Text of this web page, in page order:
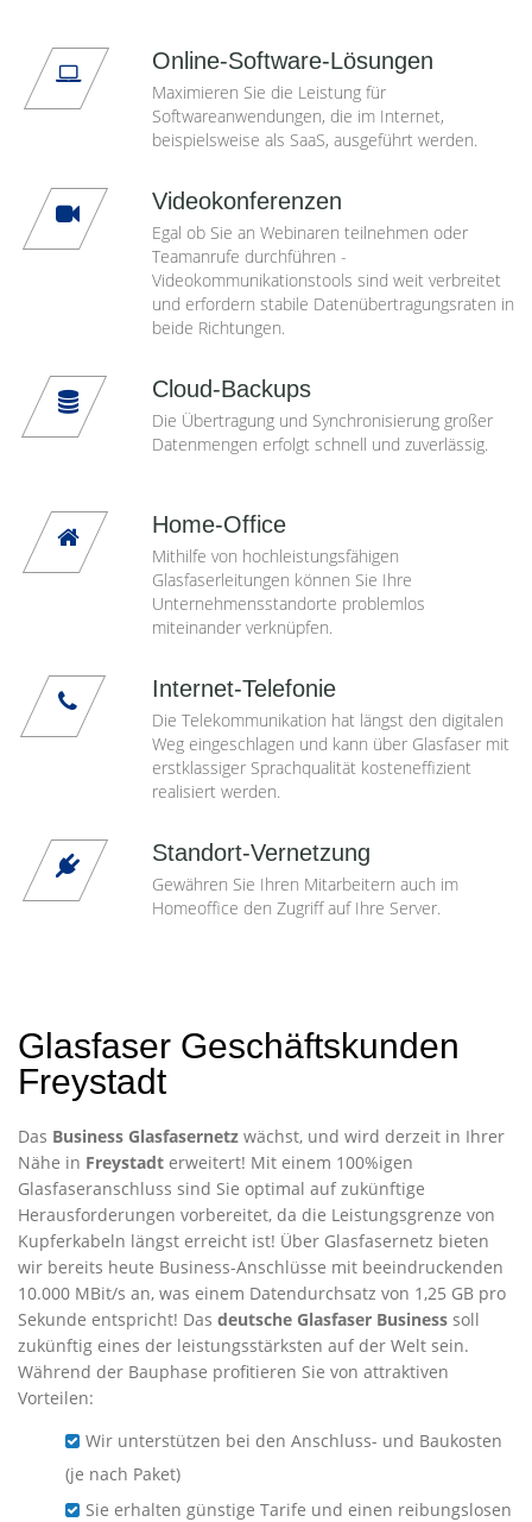
Online-Software-Lösungen
Maximieren Sie die Leistung für
Softwareanwendungen, die im Internet,
beispielsweise als SaaS, ausgeführt werden.
Videokonferenzen
Egal ob Sie an Webinaren teilnehmen oder
Teamanrufe durchführen -
Videokommunikationstools sind weit verbreitet
und erfordern stabile Datenübertragungsraten in
beide Richtungen.
Cloud-Backups
Die Übertragung und Synchronisierung großer
Datenmengen erfolgt schnell und zuverlässig.
Home-Office
Mithilfe von hochleistungsfähigen
Glasfaserleitungen können Sie Ihre
Unternehmensstandorte problemlos
miteinander verknüpfen.
Internet-Telefonie
Die Telekommunikation hat längst den digitalen
Weg eingeschlagen und kann über Glasfaser mit
erstklassiger Sprachqualität kosteneffizient
realisiert werden.
Standort-Vernetzung
Gewähren Sie Ihren Mitarbeitern auch im
Homeoffice den Zugriff auf Ihre Server.
Glasfaser Geschäftskunden
Freystadt
Das Business Glasfasernetz wächst, und wird derzeit in Ihrer
Nähe in Freystadt erweitert! Mit einem 100%igen
Glasfaseranschluss sind Sie optimal auf zukünftige
Herausforderungen vorbereitet, da die Leistungsgrenze von
Kupferkabeln längst erreicht ist! Über Glasfasernetz bieten
wir bereits heute Business-Anschlüsse mit beeindruckenden
10.000 MBit/s an, was einem Datendurchsatz von 1,25 GB pro
Sekunde entspricht! Das deutsche Glasfaser Business soll
zukünftig eines der leistungsstärksten auf der Welt sein.
Während der Bauphase profitieren Sie von attraktiven
Vorteilen:
Wir unterstützen bei den Anschluss- und Baukosten
(je nach Paket)
Sie erhalten günstige Tarife und einen reibungslosen